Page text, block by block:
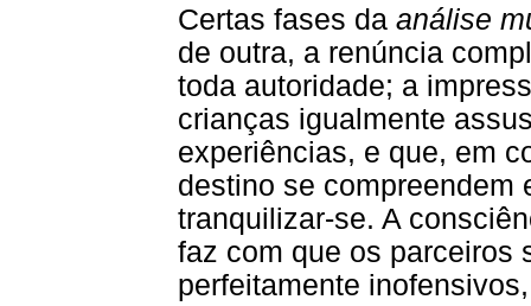
Certas fases da análise
de outra, a renúncia
toda autoridade; a
crianças igualmente
experiências, e que, em
destino se compreendem
tranquilizar-se. A
faz com que os parceiros
perfeitamente